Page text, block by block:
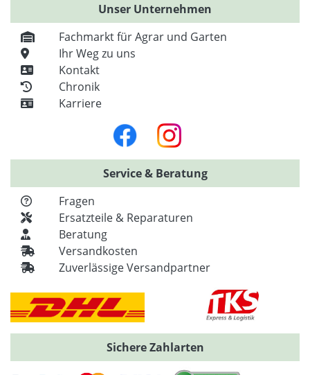
Unser Unternehmen
Fachmarkt für Agrar und Garten
Ihr Weg zu uns
Kontakt
Chronik
Karriere
Service & Beratung
Fragen
Ersatzteile & Reparaturen
Beratung
Versandkosten
Zuverlässige Versandpartner
Sichere Zahlarten